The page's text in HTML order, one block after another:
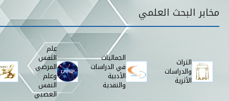
قائمة مخابر البحث
مخابر البحث العلمي
التراث
والدراسات
الأثرية
الجماليات
في الدراسات
الأدبية
والنقدية
علم
النفس
المرضي
وعلم
النفس
العصبي